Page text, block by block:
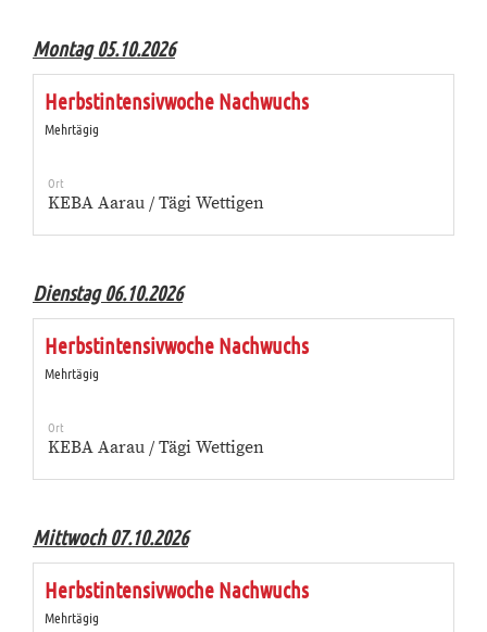
Montag 05.10.2026
Herbstintensivwoche Nachwuchs
Mehrtägig
Ort
KEBA Aarau / Tägi Wettigen
Dienstag 06.10.2026
Herbstintensivwoche Nachwuchs
Mehrtägig
Ort
KEBA Aarau / Tägi Wettigen
Mittwoch 07.10.2026
Herbstintensivwoche Nachwuchs
Mehrtägig